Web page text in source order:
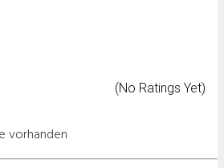
(No Ratings Yet)
vorhanden